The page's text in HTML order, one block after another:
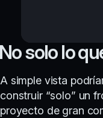
solo lo
A simple vista
construir “solo” un
proyecto de gran